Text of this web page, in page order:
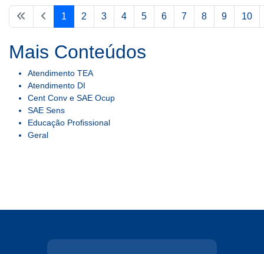
1 2 3 4 5 6 7 8 9 10
Mais Conteúdos
Atendimento TEA
Atendimento DI
Cent Conv e SAE Ocup
SAE Sens
Educação Profissional
Geral